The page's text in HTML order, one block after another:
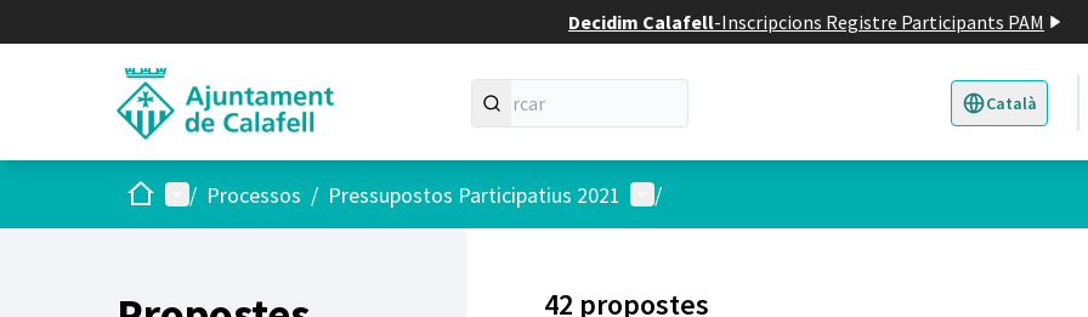
Decidim Calafell-Inscripcions Registre Participants PAM
Català
Triar la llengua
Inici Menú principal
/ Processos / Pressupostos Participatius 2021 Menú d'usuari
/
42 propostes